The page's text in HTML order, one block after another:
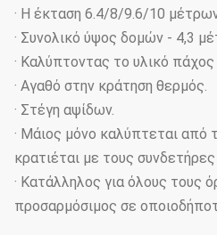
· Η έκταση 6.4/8/9.6/10 μέτρων
· Συνολικό ύψος δομών - 4,3
· Καλύπτοντας το υλικό
· Αγαθό στην κράτηση θερμός.
· Στέγη αψίδων.
· Μάιος μόνο καλύπτεται από
κρατιέται με τους συνδετήρες
· Κατάλληλος για όλους τους
προσαρμόσιμος σε